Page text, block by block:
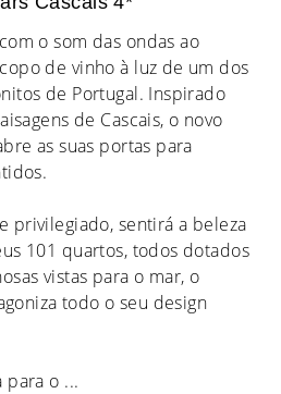
o som das ondas ao
de vinho à luz de um dos
de Portugal. Inspirado
de Cascais, o novo
as suas portas para
privilegiado, sentirá a beleza
101 quartos, todos dotados
vistas para o mar, o
todo o seu design
para o ...